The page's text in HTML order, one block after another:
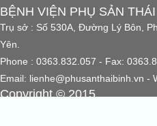
BỆNH VIỆN PHỤ SẢN
Trụ sở : Số 530A, Đường Lý Bôn,
Yên.
Phone : 0363.832.057 - Fax:
Email: lienhe@phusanthaibinh.vn -
Copyright © 2015